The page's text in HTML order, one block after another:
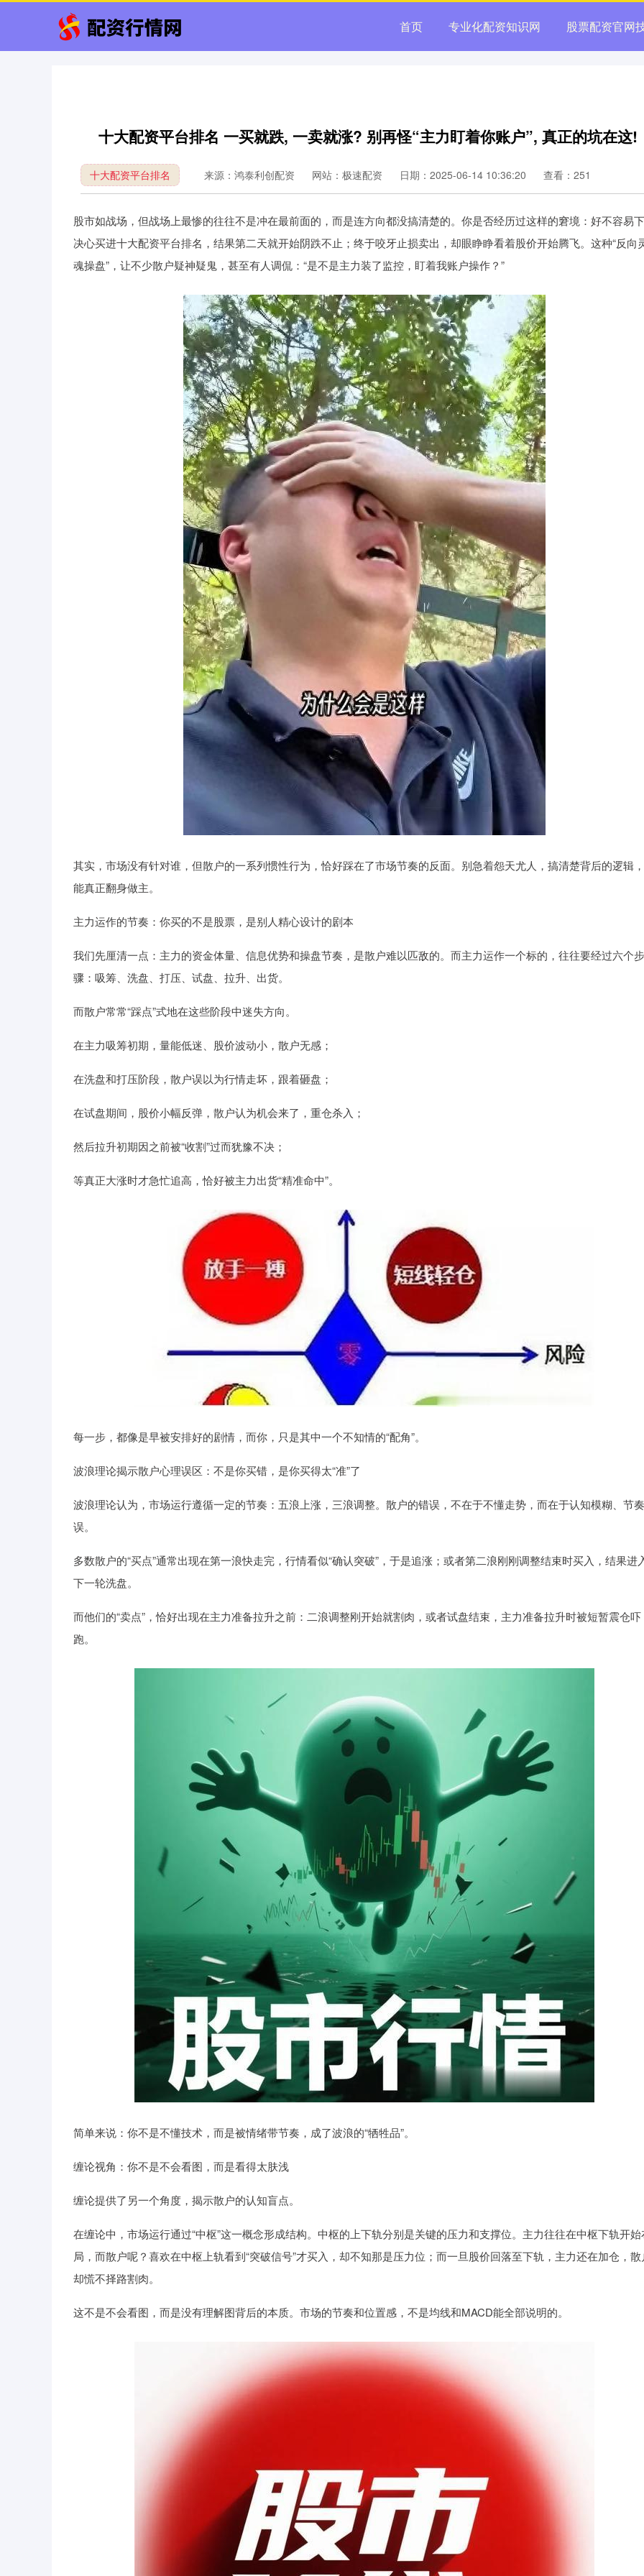
首页 专业化配资知识网 股票配资官网
十大配资平台排名 一买就跌, 一卖就涨? 别再怪“主力盯着你账户”, 真正的坑在这!
十大配资平台排名 来源：鸿泰利创配资 网站：极速配资 日期：2025-06-14 10:36:20 查看：251
股市如战场，但战场上最惨的往往不是冲在最前面的，而是连方向都没搞清楚的。你是否经历过这样的窘境：好不容易
决心买进十大配资平台排名，结果第二天就开始阴跌不止；终于咬牙止损卖出，却眼睁睁看着股价开始腾飞。这种“反向
魂操盘”，让不少散户疑神疑鬼，甚至有人调侃：“是不是主力装了监控，盯着我账户操作？”
其实，市场没有针对谁，但散户的一系列惯性行为，恰好踩在了市场节奏的反面。别急着怨天尤人，搞清楚背后的逻辑
能真正翻身做主。
主力运作的节奏：你买的不是股票，是别人精心设计的剧本
我们先厘清一点：主力的资金体量、信息优势和操盘节奏，是散户难以匹敌的。而主力运作一个标的，往往要经过六个步
骤：吸筹、洗盘、打压、试盘、拉升、出货。
而散户常常“踩点”式地在这些阶段中迷失方向。
在主力吸筹初期，量能低迷、股价波动小，散户无感；
在洗盘和打压阶段，散户误以为行情走坏，跟着砸盘；
在试盘期间，股价小幅反弹，散户认为机会来了，重仓杀入；
然后拉升初期因之前被“收割”过而犹豫不决；
等真正大涨时才急忙追高，恰好被主力出货“精准命中”。
每一步，都像是早被安排好的剧情，而你，只是其中一个不知情的“配角”。
波浪理论揭示散户心理误区：不是你买错，是你买得太“准”了
波浪理论认为，市场运行遵循一定的节奏：五浪上涨，三浪调整。散户的错误，不在于不懂走势，而在于认知模糊、节
误。
多数散户的“买点”通常出现在第一浪快走完，行情看似“确认突破”，于是追涨；或者第二浪刚刚调整结束时买入，结果进
下一轮洗盘。
而他们的“卖点”，恰好出现在主力准备拉升之前：二浪调整刚开始就割肉，或者试盘结束，主力准备拉升时被短暂震仓吓
跑。
简单来说：你不是不懂技术，而是被情绪带节奏，成了波浪的“牺牲品”。
缠论视角：你不是不会看图，而是看得太肤浅
缠论提供了另一个角度，揭示散户的认知盲点。
在缠论中，市场运行通过“中枢”这一概念形成结构。中枢的上下轨分别是关键的压力和支撑位。主力往往在中枢下轨开始
局，而散户呢？喜欢在中枢上轨看到“突破信号”才买入，却不知那是压力位；而一旦股价回落至下轨，主力还在加仓，散
却慌不择路割肉。
这不是不会看图，而是没有理解图背后的本质。市场的节奏和位置感，不是均线和MACD能全部说明的。